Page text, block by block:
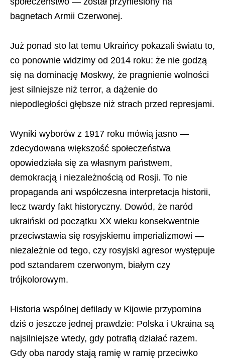
bagnetach Armii Czerwonej.
Już ponad sto lat temu Ukraińcy pokazali światu to,
co ponownie widzimy od 2014 roku: że nie godzą
się na dominację Moskwy, że pragnienie wolności
jest silniejsze niż terror, a dążenie do
niepodległości głębsze niż strach przed represjami.
Wyniki wyborów z 1917 roku mówią jasno —
zdecydowana większość społeczeństwa
opowiedziała się za własnym państwem,
demokracją i niezależnością od Rosji. To nie
propaganda ani współczesna interpretacja historii,
lecz twardy fakt historyczny. Dowód, że naród
ukraiński od początku XX wieku konsekwentnie
przeciwstawia się rosyjskiemu imperializmowi —
niezależnie od tego, czy rosyjski agresor występuje
pod sztandarem czerwonym, białym czy
trójkolorowym.
Historia wspólnej defilady w Kijowie przypomina
dziś o jeszcze jednej prawdzie: Polska i Ukraina są
najsilniejsze wtedy, gdy potrafią działać razem.
Gdy oba narody stają ramię w ramię przeciwko